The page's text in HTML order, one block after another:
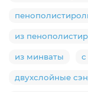
из
из минваты с
двухслойные